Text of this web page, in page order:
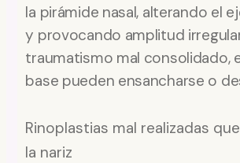
la pirámide nasal, alterando el
y provocando amplitud
traumatismo mal consolidado,
base pueden ensancharse o
Rinoplastias mal realizadas
la nariz